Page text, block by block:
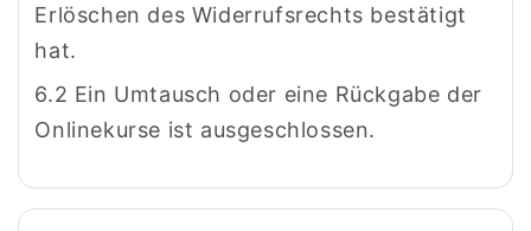
Erlöschen des Widerrufsrechts bestätigt
hat.
6.2 Ein Umtausch oder eine Rückgabe der
Onlinekurse ist ausgeschlossen.